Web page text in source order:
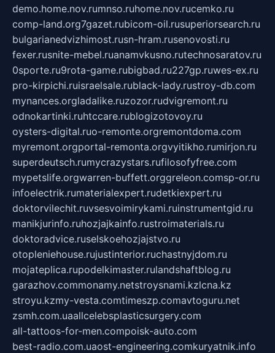
demo.home.nov.rumnso.ruhome.nov.rucemko.ru
comp-land.org7gazet.rubicom-oil.rusuperiorsearch.ru
bulgarianedvizhimost.rusn-hram.rusenovosti.ru
fexer.rusnite-mebel.ruanamvkusno.rutechnosaratov.ru
0sporte.ru9rota-game.rubigbad.ru227gp.ruwes-ex.ru
pro-kirpichi.ruisraelsale.rublack-lady.rustroy-db.com
mynances.orgladalike.ruzozor.rudvigremont.ru
odnokartinki.ruhtccare.rublogizotovoy.ru
oysters-digital.ruo-remonte.orgremontdoma.com
myremont.orgportal-remonta.orgvyitikho.rumirjon.ru
superdeutsch.rumycrazystars.rufilosofyfree.com
mypetslife.orgwarren-buffett.orggreleon.comsp-or.ru
infoelectrik.rumaterialexpert.rudetkiexpert.ru
doktorvilechit.ruvsesvoimirykami.ruinstrumentgid.ru
manikjurinfo.ruhozjajkainfo.rustroimaterials.ru
doktoradvice.ruselskoehozjajstvo.ru
otopleniehouse.rujustinterior.ruchastnyjdom.ru
mojateplica.rupodelkimaster.rulandshaftblog.ru
garazhov.commonamy.netstroysnami.kzlcna.kz
stroyu.kzmy-vesta.comtimeszp.comavtoguru.net
zsmh.com.uaallcelebsplasticsurgery.com
all-tattoos-for-men.compoisk-auto.com
best-radio.com.uaost-engineering.comkuryatnik.info